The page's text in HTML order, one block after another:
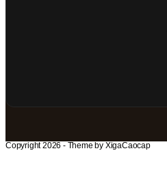
Copyright 2026 - Theme by XigaCaocap